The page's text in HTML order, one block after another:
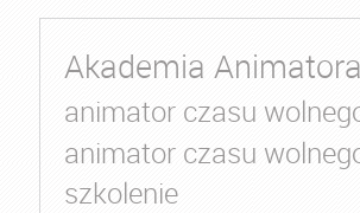
Akademia Animatora
animator czasu
animator czasu
szkolenie